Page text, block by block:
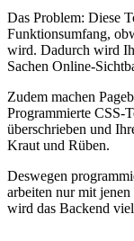
Das Problem: Diese
Funktionsumfang,
wird. Dadurch wird
Sachen Online-
Zudem machen
Programmierte CSS-
überschrieben und
Kraut und Rüben.
Deswegen
arbeiten nur mit
wird das Backend